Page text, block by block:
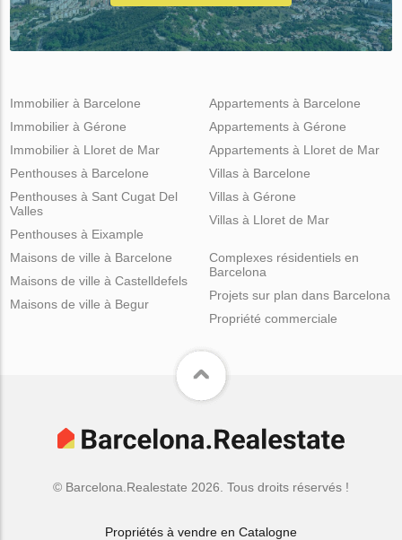
Immobilier à Barcelone
Immobilier à Gérone
Immobilier à Lloret de Mar
Appartements à Barcelone
Appartements à Gérone
Appartements à Lloret de Mar
Penthouses à Barcelone
Penthouses à Sant Cugat Del
Valles
Penthouses à Eixample
Villas à Barcelone
Villas à Gérone
Villas à Lloret de Mar
Maisons de ville à Barcelone
Maisons de ville à Castelldefels
Maisons de ville à Begur
Complexes résidentiels en
Barcelona
Projets sur plan dans Barcelona
Propriété commerciale
© Barcelona.Realestate 2026. Tous droits réservés !
Propriétés à vendre en Catalogne